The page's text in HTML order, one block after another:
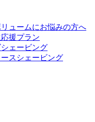
リュームにお悩みの方へ
応援プラン
シェービング
ースシェービング